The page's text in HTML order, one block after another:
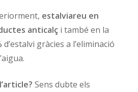
estalviareu en
anticalçi també en la
gràcies a l’eliminació
Sens dubte els